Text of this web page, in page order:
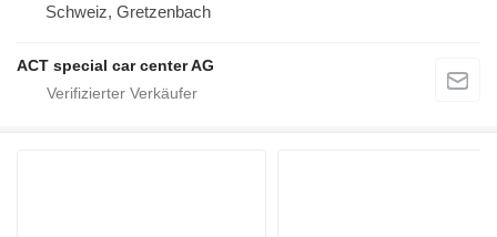
Schweiz, Gretzenbach
ACT special car center AG